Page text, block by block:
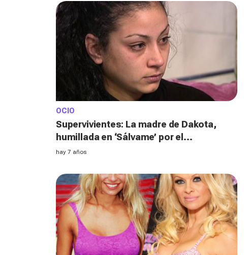
OCIO
Supervivientes: La madre de Dakota,
humillada en ‘Sálvame’ por el
comportamiento de su hija
hay 7 años